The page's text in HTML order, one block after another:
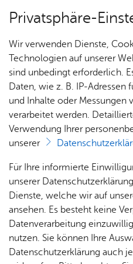
Über­sicht Bür­ger &
Rat­
haus &
Bür­
ger­
ser­vice
Rat­
häu­ser
Nach­
rich­
ten,
Vi­de­os
& Bil­
der
Me­di­
Jobs
Stel­
dung
Stu­di­
Dienst­leis­tun­gen A–Z
Elektro- und
genannt, enthalten zum
Materialien, die die Umwelt
anderen bestehen sie aus
sekundäre Rohstoffe
Privatsphäre-
Wir verwenden Dienste,
Technologien auf unserer
sind unbedingt erforderlich.
Daten, wie z. B. IP-Adressen
und Inhalte oder Messungen
verarbeitet werden.
Verwendung Ihrer
unserer
Für Ihre informierte
unserer
Dienste, welche wir auf
ansehen. Es besteht keine
Datenverarbeitung
nutzen. Sie können Ihre
Datenschutzerklärung auch